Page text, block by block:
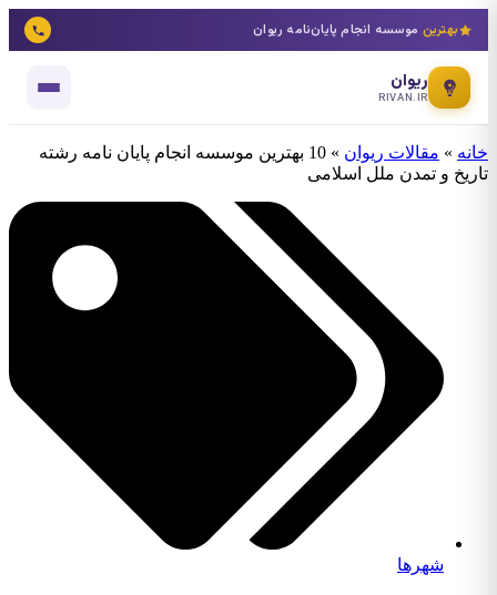
بهترینموسسه انجام پایان‌نامه ریوان
ریوان
RIVAN.IR
خانه » مقالات ریوان »
10 بهترین موسسه انجام پایان نامه رشته
تاریخ و تمدن ملل اسلامی
شهرها